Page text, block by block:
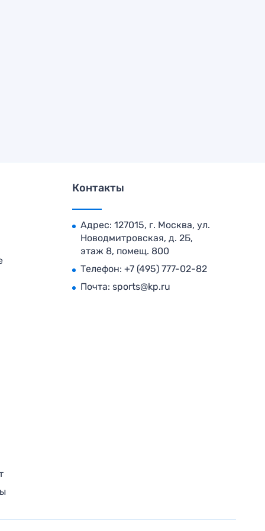
Контакты
Адрес: 127015, г. Москва, ул.
Новодмитровская, д. 2Б,
этаж 8, помещ. 800
Телефон: +7 (495) 777-02-82
Почта: sports@kp.ru